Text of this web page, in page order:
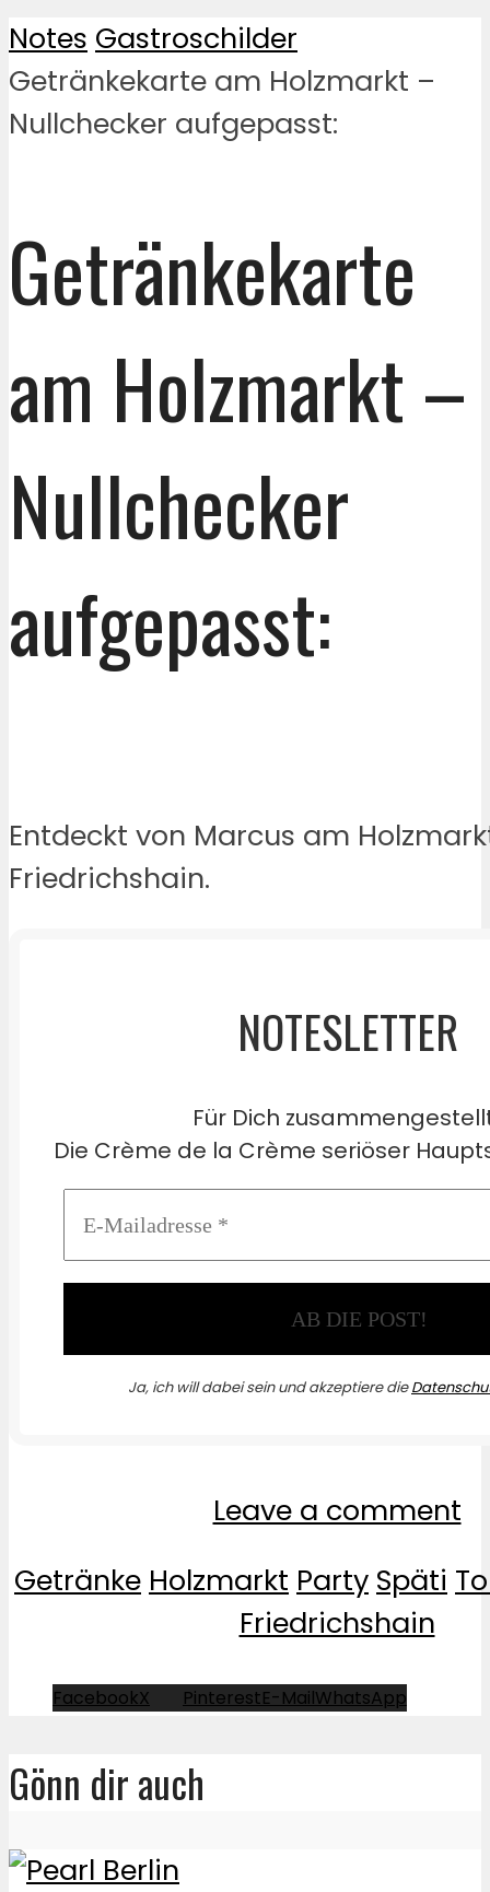
Notes Gastroschilder
Getränkekarte am Holzmarkt –
Nullchecker aufgepasst:
Getränkekarte
am Holzmarkt –
Nullchecker
aufgepasst:
Entdeckt von Marcus am
Friedrichshain.
NOTESLETTER
Für Dich
Die Crème de la Crème seriöser
Ja, ich will dabei sein und akzeptiere die
Leave a comment
Getränke Holzmarkt Party Späti
Friedrichshain
FacebookX PinterestE-MailWhatsApp
Gönn dir auch